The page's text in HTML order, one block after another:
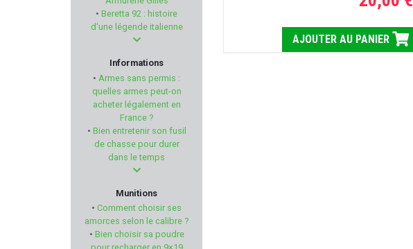
MAGLITE
TIPTON
MANURHIN
BROWNING
MAUSER
• Beretta 92 : histoire
d'une légende italienne
Informations
• Armes sans permis :
quelles armes peut-on
acheter légalement en
France ?
• Bien entretenir son fusil
de chasse pour durer
dans le temps
Munitions
• Comment choisir ses
amorces selon le calibre ?
• Bien choisir sa poudre
AJOUTER AU PANIER